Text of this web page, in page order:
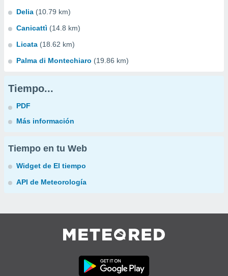
Delia (10.79 km)
Canicattì (14.8 km)
Licata (18.62 km)
Palma di Montechiaro (19.86 km)
Tiempo...
PDF
Más información
Tiempo en tu Web
Widget de El tiempo
API de Meteorología